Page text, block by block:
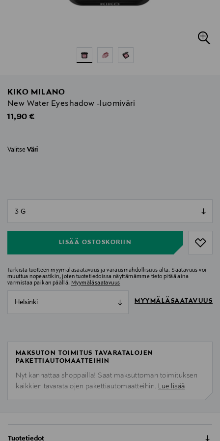
KIKO MILANO
New Water Eyeshadow -luomiväri
Original Price
11,90 €
Valitse Väri
LISÄÄ OSTOSKORIIN
Tarkista tuotteen myymäläsaatavuus ja varausmahdollisuus alta. Saatavuus voi
muuttua nopeastikin, joten tuotetiedoissa näyttämämme tieto pitää aina
varmistaa paikan päällä. Myymäläsaatavuus
Helsinki MYYMÄLÄSAATAVUUS
MAKSUTON TOIMITUS TAVARATALOJEN
PAKETTIAUTOMAATTEIHIN
Nyt kannattaa shoppailla! Saat maksuttoman toimituksen
kaikkien tavaratalojen pakettiautomaatteihin. Lue lisää
Tuotetiedot